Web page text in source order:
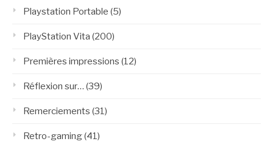
Playstation Portable (5)
PlayStation Vita (200)
Premières impressions (12)
Réflexion sur… (39)
Remerciements (31)
Retro-gaming(41)